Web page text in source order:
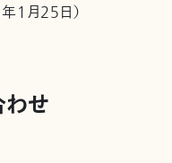
月25日）
せ